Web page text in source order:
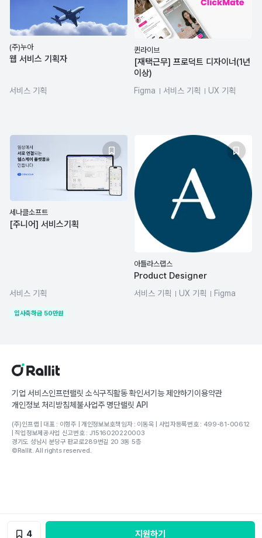
4 지원하기
(주)누아
웹 서비스 기획자
서비스 기획
퀸라이브
[재택근무] 프로덕트 디자이너(1년
이상)
Figma 서비스 기획
UX 기획
세나클소프트
[주니어] 서비스기획
서비스 기획
입사축하금 50만원
아틀라스랩스
Product Designer
서비스 기획 UX 기획 Figma
기업 서비스인프런랠릿 소식구직활동 확인서기능 제안하기이용약관
개인정보 처리방침체불사업주 명단랠릿 API
(주)인프랩 | 대표 : 이형주 | 개인정보보호책임자 : 이동욱 | 사업자등록번호 : 499-81-00612
| 직업정보제공사업 신고번호 : J1516020220003
경기도 성남시 분당구 판교로289번길 20 3동 5층
©Rallit. All rights reserved.